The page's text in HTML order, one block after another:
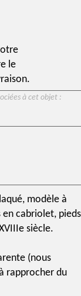
le
à cet objet :
modèle à
en cabriolet, pieds
siècle.
(nous
rapprocher du